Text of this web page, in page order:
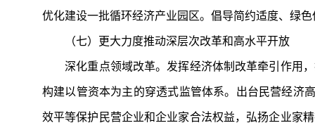
优化建设一批循环经济产业园区。倡导简约适度、绿
（七）更大力度推动深层次改革和高水平开放
深化重点领域改革。发挥经济体制改革牵引作用，
构建以管资本为主的穿透式监管体系。出台民营经济
效平等保护民营企业和企业家合法权益，弘扬企业家